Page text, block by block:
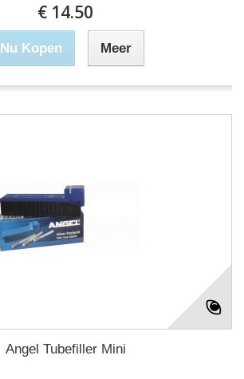
€ 14.50
Nu Kopen Meer
Angel Tubefiller Mini